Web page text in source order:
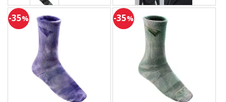
-35% -35%